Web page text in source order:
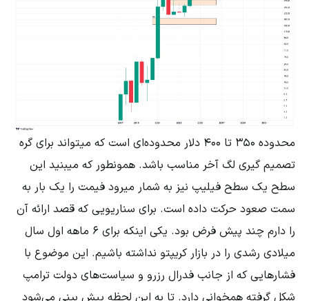
محدوده ۳۵۰ تا ۴۰۰ دلار محدوده‌ای است که میتواند برای گره
تصمیم گیری لگ آخر مناسب باشد. همونطور که میبنید این
سطح یک سطح فیلیپ نیز به شمار میرود فیمت را یک بار به
سمت صعود حرکت داده است. برای سناریویی که قصد ارائه آن
را دارم چند پیش فرض بود. یکی اینکه برای 6 ماهه اول سال
میلادی رشدی را در بازار کریپتو نداشته باشیم. این موضوع با
فشارهایی که از جانب فدرال رزرو و سیاست‌های دولت ترامپ
شکل گرفته همخوانی دارد. تا به این لحظه پیش بینی می‌شود